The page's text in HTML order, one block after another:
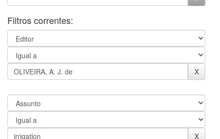
Filtros correntes: